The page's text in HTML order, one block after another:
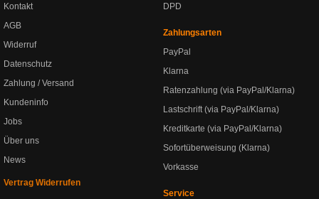
Kontakt
AGB
Widerruf
Datenschutz
Zahlung / Versand
Kundeninfo
Jobs
Über uns
News
Vertrag Widerrufen
DPD
Zahlungsarten
PayPal
Klarna
Ratenzahlung (via PayPal/Klarna)
Lastschrift (via PayPal/Klarna)
Kreditkarte (via PayPal/Klarna)
Sofortüberweisung (Klarna)
Vorkasse
Service